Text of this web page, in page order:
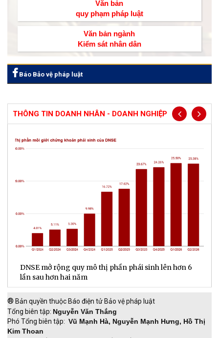
Văn bản
quy phạm pháp luật
Văn bản ngành
Kiểm sát nhân dân
Báo Bảo vệ pháp luật
THÔNG TIN DOANH NHÂN - DOANH NGHIỆP
DNSE mở rộng quy mô thị phần phái sinh lên hơn 6
lần sau hơn hai năm
® Bản quyền thuộc Báo điện tử Bảo vệ pháp luật
Tổng biên tập: Nguyễn Văn Thắng
Phó Tổng biên tập: Vũ Mạnh Hà, Nguyễn Mạnh Hưng, Hồ Thị
Kim Thoan